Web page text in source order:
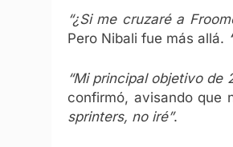
“¿Si me cruzaré a
Pero Nibali fue más allá.
“Mi principal objetivo de
confirmó, avisando que
sprinters, no iré”.